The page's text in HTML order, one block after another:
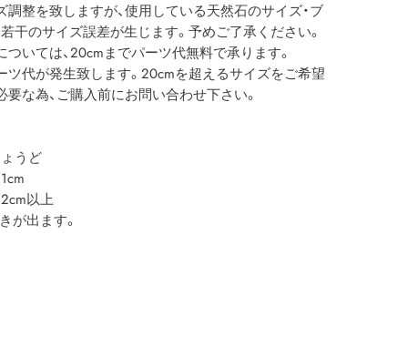
調整を致しますが、使用している天然石のサイズ・ブ
干のサイズ誤差が生じます。予めご了承ください。
いては、20cmまでパーツ代無料で承ります。
ツ代が発生致します。20cmを超えるサイズをご希望
な為、ご購入前にお問い合わせ下さい。
うど
以上
が出ます。